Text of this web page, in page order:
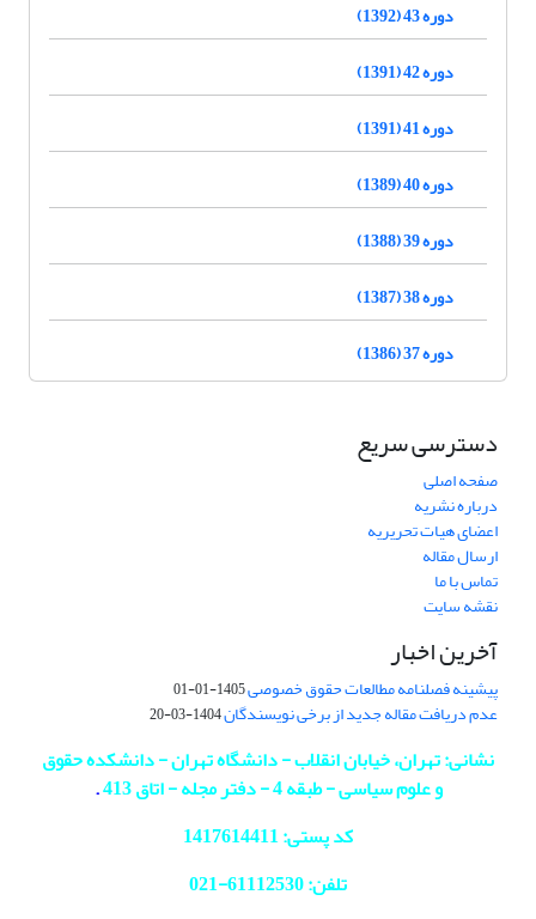
دوره 43 (1392)
دوره 42 (1391)
دوره 41 (1391)
دوره 40 (1389)
دوره 39 (1388)
دوره 38 (1387)
دوره 37 (1386)
دسترسی سریع
صفحه اصلی
درباره نشریه
اعضای هیات تحریریه
ارسال مقاله
تماس با ما
نقشه سایت
آخرین اخبار
پیشینه فصلنامه مطالعات حقوق خصوصی1405-01-01
عدم دریافت مقاله جدید از برخی نویسندگان1404-03-20
نشانی: تهران، خیابان انقلاب - دانشگاه تهران - دانشکده حقوق
و علوم سیاسی - طبقه 4 - دفتر مجله - اتاق 413
.
کد پستی: 1417614411
تلفن: 61112530-
021